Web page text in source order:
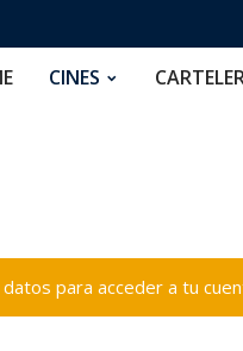
CINES
para acceder a tu